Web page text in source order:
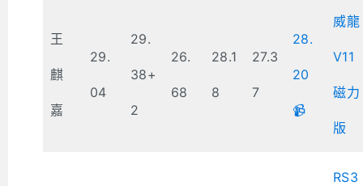
王
麒
嘉
29.
04
29.
38+
2
26.
68
28.1
8
27.3
7
28.
20
📹
威龍
V11
磁力
版
RS3